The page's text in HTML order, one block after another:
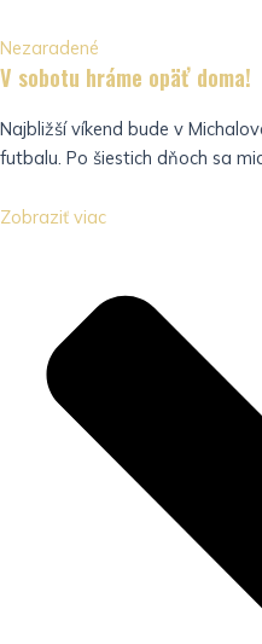
Nezaradené
V sobotu hráme opäť doma!
Najbližší víkend bude v
futbalu. Po šiestich dňoch sa
Zobraziť viac